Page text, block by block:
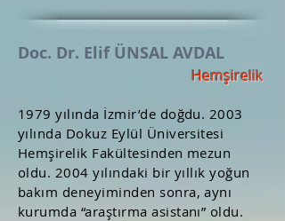
Doc. Dr. Elif ÜNSAL AVDAL
Hemşirelik
1979 yılında İzmir’de doğdu. 2003
yılında Dokuz Eylül Üniversitesi
Hemşirelik Fakültesinden mezun
oldu. 2004 yılındaki bir yıllık yoğun
bakım deneyiminden sonra, aynı
kurumda “araştırma asistanı” oldu.